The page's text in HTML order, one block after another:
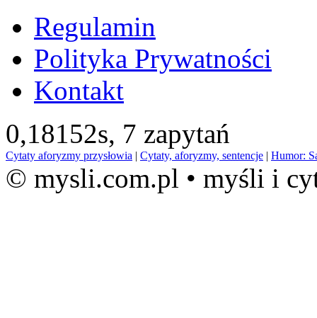
Regulamin
Polityka Prywatności
Kontakt
0,18152s, 7 zapytań
Cytaty aforyzmy przysłowia | Cytaty, aforyzmy, sentencje | Humor:
© mysli.com.pl • myśli i